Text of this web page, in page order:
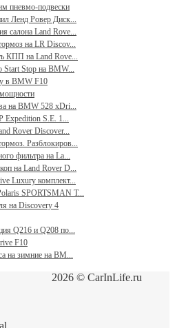
пневмо-подвески
Ленд Ровер Диск...
салона Land Rove...
на LR Discov...
КПП на Land Rove...
Stop на BMW...
в BMW F10
на BMW 528 xDri...
Expedition S.E. 1...
Rover Discover...
Разблокиров...
фильтра на La...
на Land Rover D...
Luxury комплект...
SPORTSMAN T...
на Discovery 4
Q216 и Q208 по...
F10
на зимние на BM...
2026 © CarInLife.ru